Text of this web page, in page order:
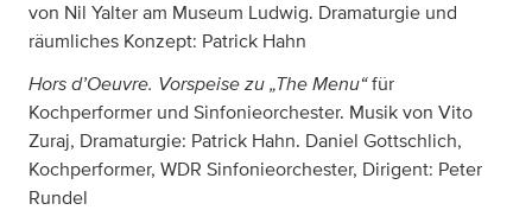
von Nil Yalter am Museum Ludwig. Dramaturgie und
räumliches Konzept: Patrick Hahn
Hors d’Oeuvre. Vorspeise zu „The Menu“für
Kochperformer und Sinfonieorchester. Musik von Vito
Zuraj, Dramaturgie: Patrick Hahn. Daniel Gottschlich,
Kochperformer, WDR Sinfonieorchester, Dirigent: Peter
Rundel